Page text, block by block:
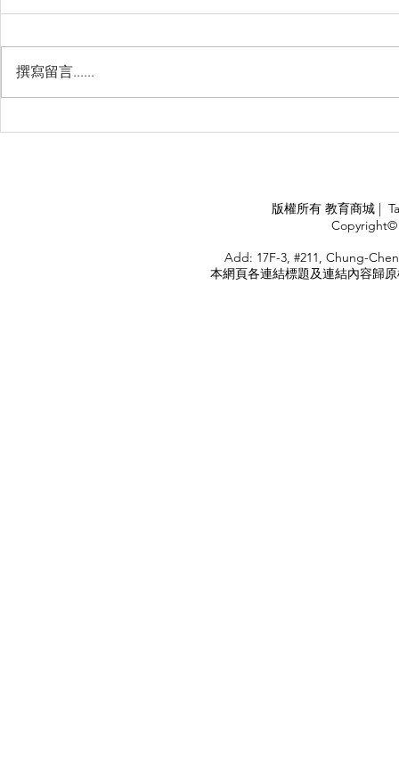
撰寫留言......
版權所有 教育商城 |
Copyright©
Add: 17F-3, #211, Chung-
本網頁各連結標題及連結內容歸